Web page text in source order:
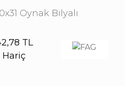
Oynak Bilyalı
TL
Hariç